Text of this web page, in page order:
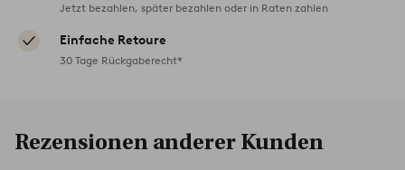
Jetzt bezahlen, später bezahlen oder in Raten zahlen
Einfache Retoure
30 Tage Rückgaberecht*
Rezensionen anderer Kunden